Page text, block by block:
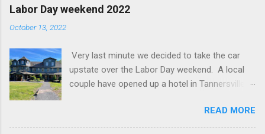
e
n
s
Labor Day weekend 2022
October 13, 2022
Very last minute we decided to take the car
upstate over the Labor Day weekend. A local
couple have opened up a hotel in Tannersville
Beautiful place, Hotel Lilien . I think we came up
round the first week they were open. The entire
READ MORE